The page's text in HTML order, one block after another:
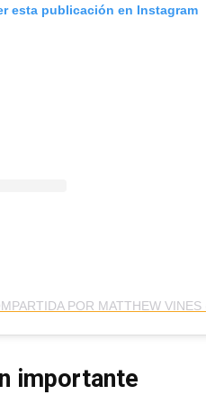
esta publicación en Instagram
importante